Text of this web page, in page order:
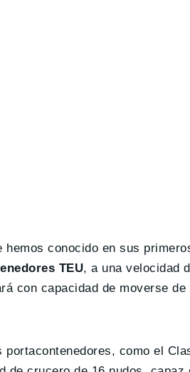
hemos conocido en sus
TEU, a una velocidad
con capacidad de moverse
como el